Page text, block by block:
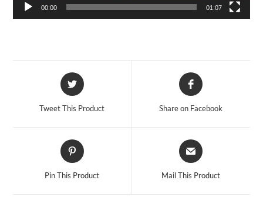
00:00 01:07
Opens
in
Tweet This Product
Opens
in
Share on Facebook
Opens
in
Pin This Product
Opens
in
Mail This Product